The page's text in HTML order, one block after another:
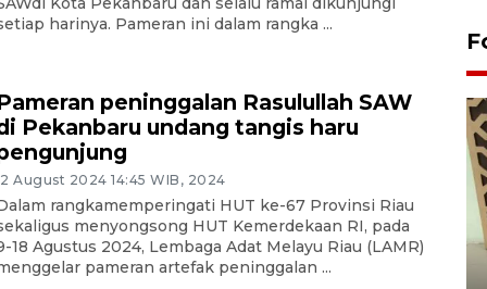
harinya. Pameran ini dalam rangka ...
peninggalan Rasulullah SAW
Pekanbaru undang tangis haru
August 2024 14:45 WIB, 2024
rangkamemperingati HUT ke-67 Provinsi Riau
menyongsong HUT Kemerdekaan RI, pada
18 Agustus 2024, Lembaga Adat Melayu Riau (LAMR)
pameran artefak peninggalan ...
Penanaman 3000 batang